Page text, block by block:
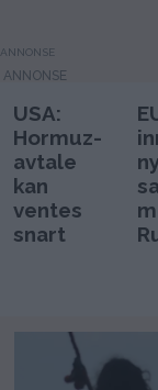
ANNONSE
USA:
Hormuz-
avtale
kan
ventes
snart